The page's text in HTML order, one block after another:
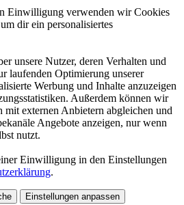
Einwilligung verwenden wir Cookies
dir ein personalisiertes
unsere Nutzer, deren Verhalten und
laufenden Optimierung unserer
Werbung und Inhalte anzuzeigen
Außerdem können wir
mit externen Anbietern abgleichen und
Angebote anzeigen, nur wenn
nutzt.
Einwilligung in den Einstellungen
.
Einstellungen anpassen